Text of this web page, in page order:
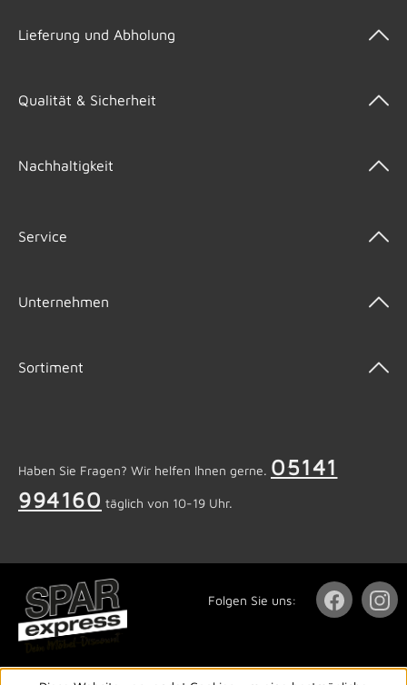
Lieferung und Abholung
Qualität & Sicherheit
Nachhaltigkeit
Service
Unternehmen
Sortiment
Haben Sie Fragen? Wir helfen Ihnen gerne. 05141
994160 täglich von 10-19 Uhr.
Folgen Sie uns: